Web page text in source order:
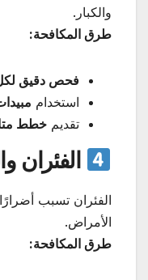
والكبار.
طرق المكافحة:
فحص دقيق لكل
استخدام
تقديم خطط
الفئران
الفئران تسبب أضرارًا
الأمراض.
طرق المكافحة: